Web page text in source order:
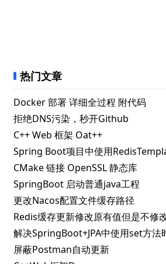
热门文章
Docker 部署 详细全过程 附代码
拒绝DNS污染，秒开Github
C++ Web 框架 Oat++
CMake 链接 OpenSSL 静态库
SpringBoot 启动普通java工程
更改Nacos配置文件缓存路径
Redis缓存更新修改原有值但是不修
屏蔽Postman自动更新